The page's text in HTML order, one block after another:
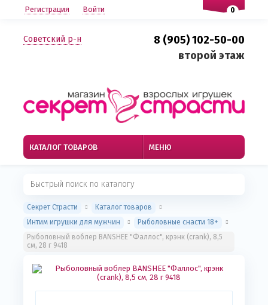
8 (905) 102-50-00
второй этаж
Советский р-н
Регистрация Войти
КАТАЛОГ ТОВАРОВ МЕНЮ
Секрет Страсти
Каталог товаров
Интим игрушки для мужчин
Рыболовные снасти 18+
Рыболовный воблер BANSHEE "Фаллос", крэнк (crank), 8,5
см, 28 г 9418
0